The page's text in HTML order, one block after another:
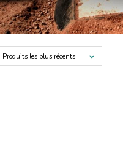
Produits les plus récents